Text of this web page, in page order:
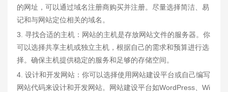
的网址，可以通过域名注册商购买并注册。尽量选择简洁、易
记和与网站定位相关的域名。
3. 寻找合适的主机：网站的主机是存放网站文件的服务器。你
可以选择共享主机或独立主机，根据自己的需求和预算进行选
择。确保主机提供稳定的服务和足够的存储空间。
4. 设计和开发网站：你可以选择使用网站建设平台或自己编写
网站代码来设计和开发网站。网站建设平台如WordPress、Wi